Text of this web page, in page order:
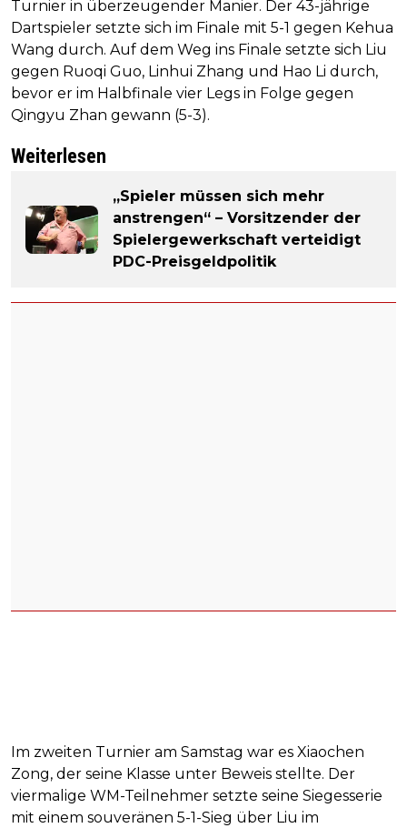
Turnier in überzeugender Manier. Der 43-jährige
Dartspieler setzte sich im Finale mit 5-1 gegen Kehua
Wang durch. Auf dem Weg ins Finale setzte sich Liu
gegen Ruoqi Guo, Linhui Zhang und Hao Li durch,
bevor er im Halbfinale vier Legs in Folge gegen
Qingyu Zhan gewann (5-3).
Weiterlesen
„Spieler müssen sich mehr
anstrengen“ – Vorsitzender der
Spielergewerkschaft verteidigt
PDC-Preisgeldpolitik
Im zweiten Turnier am Samstag war es Xiaochen
Zong, der seine Klasse unter Beweis stellte. Der
viermalige WM-Teilnehmer setzte seine Siegesserie
mit einem souveränen 5-1-Sieg über Liu im